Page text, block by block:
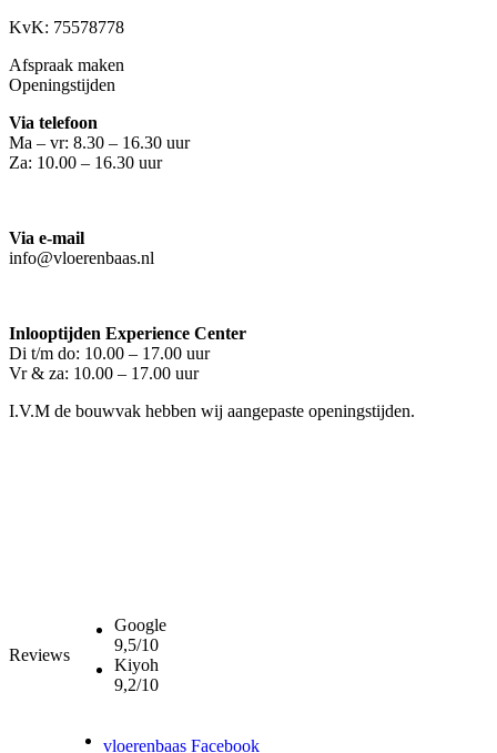
KvK: 75578778
Afspraak maken
Openingstijden
Via telefoon
Ma – vr: 8.30 – 16.30 uur
Za: 10.00 – 16.30 uur
Via e-mail
info@vloerenbaas.nl
Inlooptijden Experience Center
Di t/m do: 10.00 – 17.00 uur
Vr & za: 10.00 – 17.00 uur
I.V.M de bouwvak hebben wij aangepaste openingstijden.
Reviews
Google
9,5/10
Kiyoh
9,2/10
vloerenbaas Facebook